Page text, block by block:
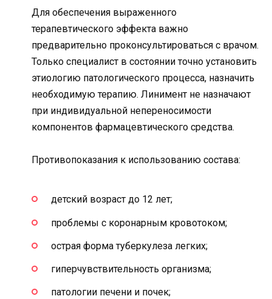
Для обеспечения выраженного
терапевтического эффекта важно
предварительно проконсультироваться с врачом.
Только специалист в состоянии точно установить
этиологию патологического процесса, назначить
необходимую терапию. Линимент не назначают
при индивидуальной непереносимости
компонентов фармацевтического средства.
Противопоказания к использованию состава:
детский возраст до 12 лет;
проблемы с коронарным кровотоком;
острая форма туберкулеза легких;
гиперчувствительность организма;
патологии печени и почек;